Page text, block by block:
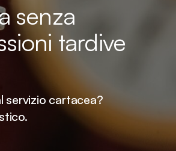
senza
tardive
servizio cartacea?